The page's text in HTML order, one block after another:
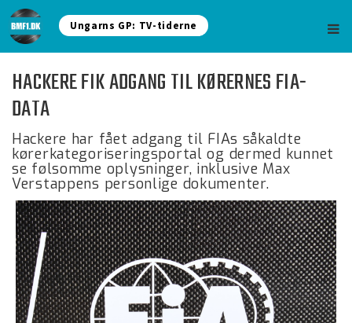
Ungarns GP: TV-tiderne
HACKERE FIK ADGANG TIL KØRERNES FIA-
DATA
Hackere har fået adgang til FIAs såkaldte
kørerkategoriseringsportal og dermed kunnet
se følsomme oplysninger, inklusive Max
Verstappens personlige dokumenter.